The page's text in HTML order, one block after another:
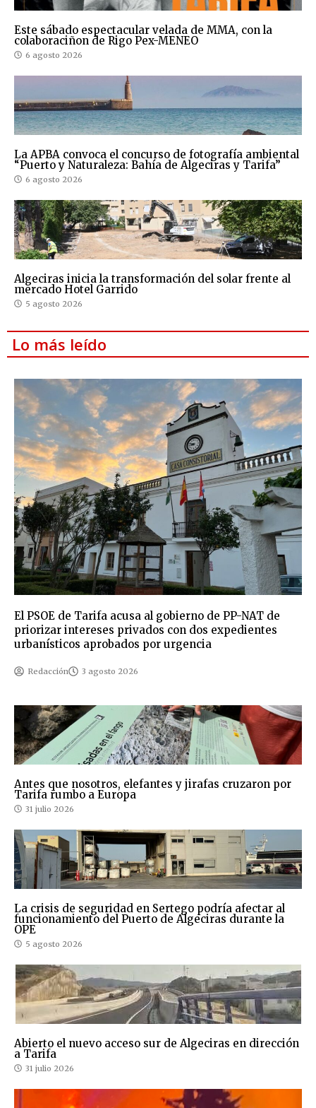
Este sábado espectacular velada de MMA, con la
colaboraciñon de Rigo Pex-MENEO
6 agosto 2026
La APBA convoca el concurso de fotografía ambiental
“Puerto y Naturaleza: Bahía de Algeciras y Tarifa”
6 agosto 2026
Algeciras inicia la transformación del solar frente al
mercado Hotel Garrido
5 agosto 2026
Lo más leído
El PSOE de Tarifa acusa al gobierno de PP-NAT de
priorizar intereses privados con dos expedientes
urbanísticos aprobados por urgencia
Redacción 3 agosto 2026
Antes que nosotros, elefantes y jirafas cruzaron por
Tarifa rumbo a Europa
31 julio 2026
La crisis de seguridad en Sertego podría afectar al
funcionamiento del Puerto de Algeciras durante la
OPE
5 agosto 2026
Abierto el nuevo acceso sur de Algeciras en dirección
a Tarifa
31 julio 2026